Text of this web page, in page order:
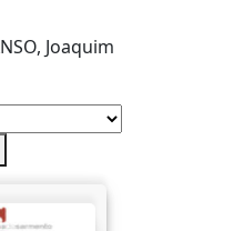
Joaquim